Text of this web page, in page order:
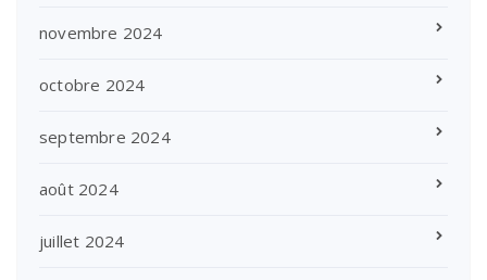
novembre 2024
octobre 2024
septembre 2024
août 2024
juillet 2024